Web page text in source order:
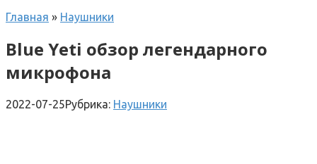
Главная » Наушники
Blue Yeti обзор легендарного
микрофона
2022-07-25Рубрика: Наушники